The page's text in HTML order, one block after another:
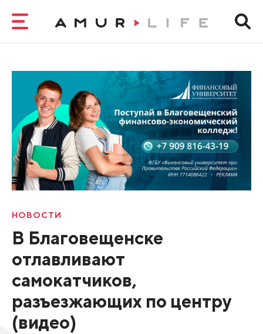
НОВОСТИ
В Благовещенске
отлавливают
самокатчиков,
разъезжающих по центру
(видео)